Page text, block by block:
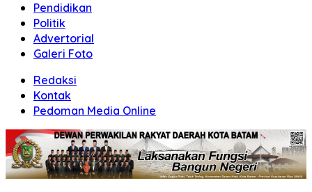
Pendidikan
Politik
Advertorial
Galeri Foto
Redaksi
Kontak
Pedoman Media Online